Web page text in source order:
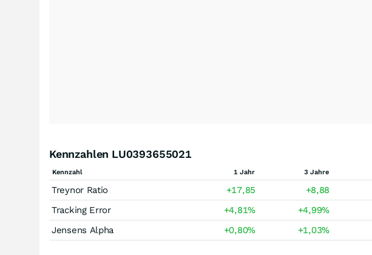
Kennzahlen LU0393655021
Kennzahl 1 Jahr 3 Jahre
Treynor Ratio +17,85 +8,88
Tracking Error
+4,81% +4,99%
Jensens Alpha
+0,80% +1,03%